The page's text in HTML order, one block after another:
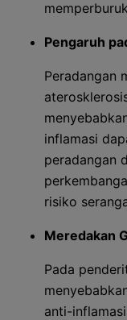
Pengaruh
Peradangan
inflamasi
peradangan
risiko
Meredakan
Pada
anti-